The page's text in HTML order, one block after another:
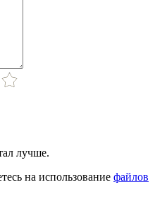
лучше.
на использование файлов